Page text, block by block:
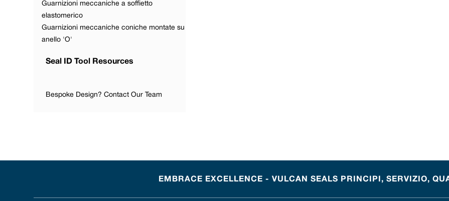
Guarnizioni meccaniche a soffietto
elastomerico
Guarnizioni meccaniche coniche montate su
anello 'O'
Seal ID Tool Resources
Bespoke Design? Contact Our Team
EMBRACE EXCELLENCE - VULCAN SEALS PRINCIPI, SERVIZIO,